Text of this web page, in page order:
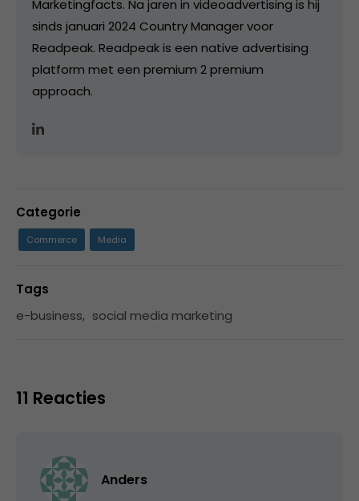
Marketingfacts. Na jaren in videoadvertising is hij
sinds januari 2024 Country Manager voor
Readpeak. Readpeak is een native advertising
platform met een premium 2 premium
approach.
Categorie
Commerce Media
Tags
e-business, social media marketing
11 Reacties
Anders